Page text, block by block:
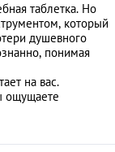
таблетка. Но
который
душевного
понимая
на вас.
ощущаете